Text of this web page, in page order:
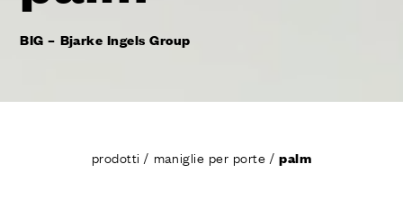
BIG – Bjarke Ingels Group
prodotti/ maniglie per porte /palm